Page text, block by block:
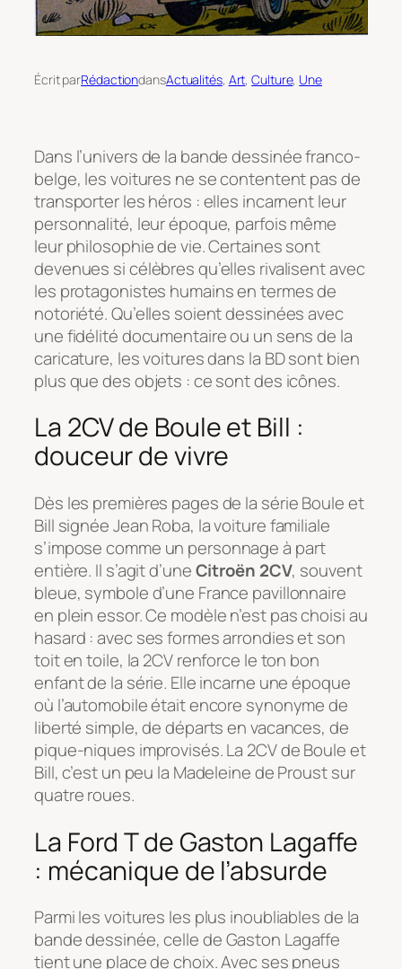
Écrit parRédactiondansActualités, Art, Culture, Une
Dans l’univers de la bande dessinée franco-
belge, les voitures ne se contentent pas de
transporter les héros : elles incarnent leur
personnalité, leur époque, parfois même
leur philosophie de vie. Certaines sont
devenues si célèbres qu’elles rivalisent avec
les protagonistes humains en termes de
notoriété. Qu’elles soient dessinées avec
une fidélité documentaire ou un sens de la
caricature, les voitures dans la BD sont bien
plus que des objets : ce sont des icônes.
La 2CV de Boule et Bill :
douceur de vivre
Dès les premières pages de la sérieBoule et
Bill signée Jean Roba, la voiture familiale
s’impose comme un personnage à part
entière. Il s’agit d’uneCitroën 2CV, souvent
bleue, symbole d’une France pavillonnaire
en plein essor. Ce modèle n’est pas choisi au
hasard : avec ses formes arrondies et son
toit en toile, la 2CV renforce le ton bon
enfant de la série. Elle incarne une époque
où l’automobile était encore synonyme de
liberté simple, de départs en vacances, de
pique-niques improvisés. La 2CV de Boule et
Bill, c’est un peu la Madeleine de Proust sur
quatre roues.
La Ford T de Gaston Lagaffe
: mécanique de l’absurde
Parmi les voitures les plus inoubliables de la
bande dessinée, celle deGaston Lagaffe
tient une place de choix. Avec ses pneus